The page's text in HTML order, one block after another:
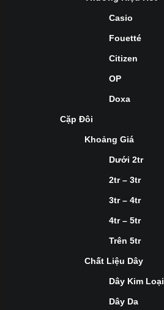
Casio
Fouetté
Citizen
OP
Doxa
Cặp Đôi
Khoảng Giá
Dưới 2tr
2tr – 3tr
3tr – 4tr
4tr – 5tr
Trên 5tr
Chất Liệu Dây
Dây Kim Loại
Dây Da